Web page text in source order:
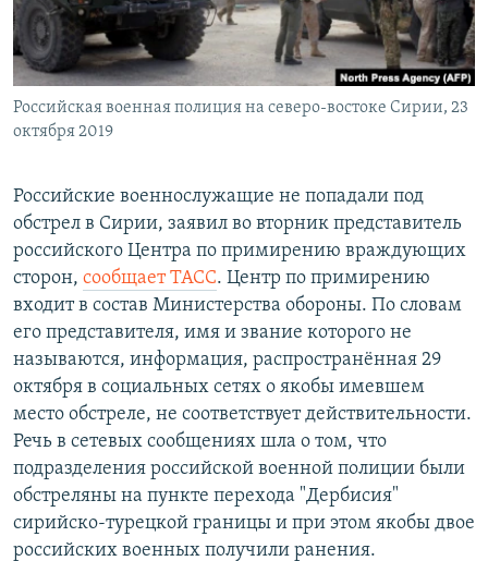
СОЦИАЛЬНЫЕ СЕТИ
Российская военная полиция на северо-востоке Сирии, 23
октября 2019
Российские военнослужащие не попадали под
обстрел в Сирии, заявил во вторник представитель
российского Центра по примирению враждующих
сторон, сообщает ТАСС. Центр по примирению
входит в состав Министерства обороны. По словам
его представителя, имя и звание которого не
называются, информация, распространённая 29
октября в социальных сетях о якобы имевшем
место обстреле, не соответствует действительности.
Речь в сетевых сообщениях шла о том, что
подразделения российской военной полиции были
обстреляны на пункте перехода "Дербисия"
сирийско-турецкой границы и при этом якобы двое
российских военных получили ранения.